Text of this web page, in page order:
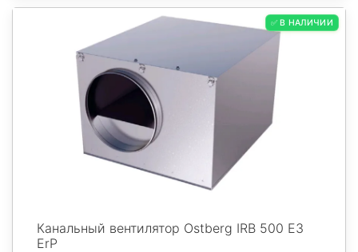
✅ В НАЛИЧИИ
Канальный вентилятор Ostberg IRB 500 E3
ErP